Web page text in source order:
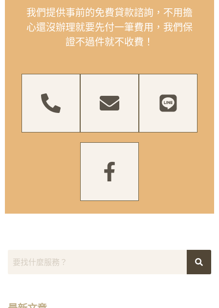
我們提供事前的免費貸款諮詢，不用擔
心還沒辦理就要先付一筆費用，我們保
證不過件就不收費！